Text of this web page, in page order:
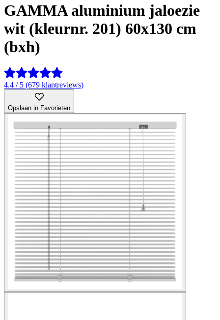
GAMMA aluminium jaloezie
wit (kleurnr. 201) 60x130 cm
(bxh)
4.4 / 5 (679 klantreviews)
Opslaan in Favorieten